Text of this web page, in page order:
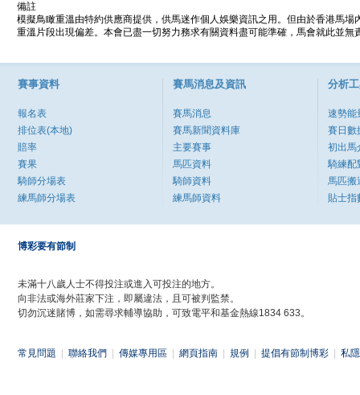
備註
模擬鳥瞰重溫由特約供應商提供，供馬迷作個人娛樂資訊之用。但由於香港馬
重溫片段出現偏差。本會已盡一切努力務求有關資料盡可能準確，馬會就此並
賽事資料
報名表
排位表(本地)
賠率
賽果
騎師分場表
練馬師分場表
賽馬消息及資訊
賽馬消息
賽馬新聞資料庫
主要賽事
馬匹資料
騎師資料
練馬師資料
分析
速勢能
賽日數
初出馬
騎練配
馬匹搬
貼士指
博彩要有節制
未滿十八歲人士不得投注或進入可投注的地方。
向非法或海外莊家下注，即屬違法，且可被判監禁。
切勿沉迷賭博，如需尋求輔導協助，可致電平和基金熱線1834 633。
常見問題 聯絡我們 傳媒專用區 網頁指南 規例 提倡有節制博彩 私